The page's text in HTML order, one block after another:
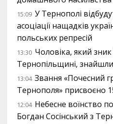
15:09 У Тернополі
асоціації нащадків
польських репресій
13:30 Чоловіка, який зник
Тернопільщині,
13:04 Звання «Почесний
Тернополя» присвоєно
12:04 Небесне воїнство
Богдан Сосінський з